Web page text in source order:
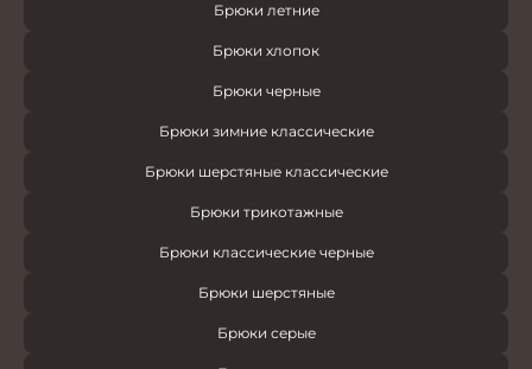
Брюки летние
Брюки хлопок
Брюки черные
Брюки зимние классические
Брюки шерстяные классические
Брюки трикотажные
Брюки классические черные
Брюки шерстяные
Брюки серые